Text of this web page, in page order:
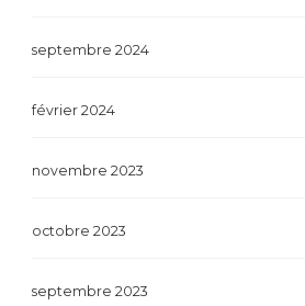
septembre 2024
février 2024
novembre 2023
octobre 2023
septembre 2023